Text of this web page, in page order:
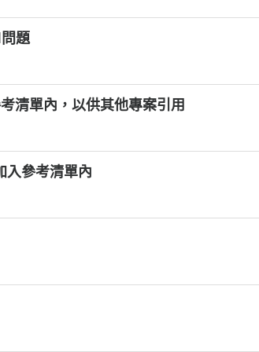
題
清單內，以供其他專案引用
入參考清單內